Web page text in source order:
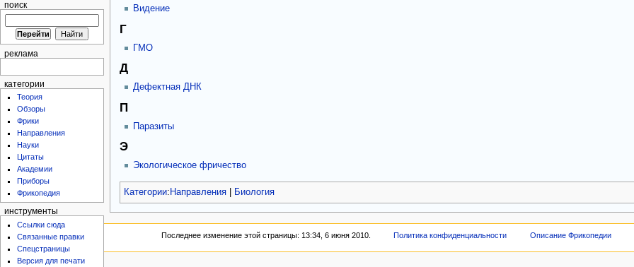
Видение
Г
ГМО
Д
Дефектная ДНК
П
Паразиты
Э
Экологическое фричество
Категории: Направления| Биология
поиск
реклама
категории
Теория
Обзоры
Фрики
Направления
Науки
Цитаты
Академии
Приборы
Фрикопедия
инструменты
Ссылки сюда
Связанные правки
Спецстраницы
Версия для печати
Последнее изменение этой страницы: 13:34, 6 июня 2010. Политика конфиденциальности Описание Фрикопедии